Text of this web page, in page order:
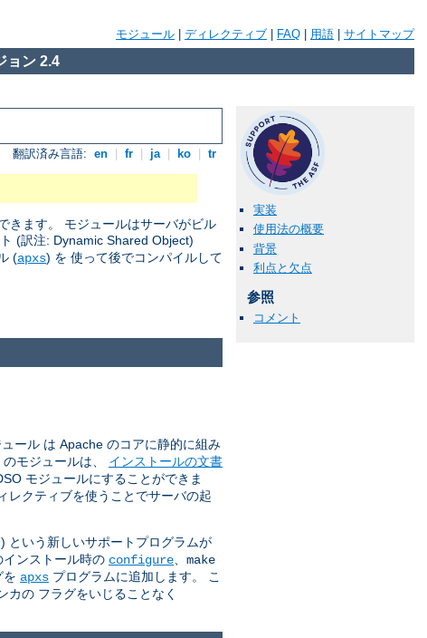
モジュール ディレクティブ FAQ 用語 サイトマップ
ョン 2.4
翻訳済み言語: en fr ja ko tr
きます。 モジュールはサーバがビル
(訳注: Dynamic Shared Object)
(apxs) を 使って後でコンパイルして
実装
使用法の概要
背景
利点と欠点
参照
コメント
ール は Apache のコアに静的に組み
モジュールは、 インストールの文書
モジュールにすることができま
レクティブを使うことでサーバの起
) という新しいサポートプログラムが
ンストール時の configure
make
を apxs プログラムに追加します。 こ
の フラグをいじることなく